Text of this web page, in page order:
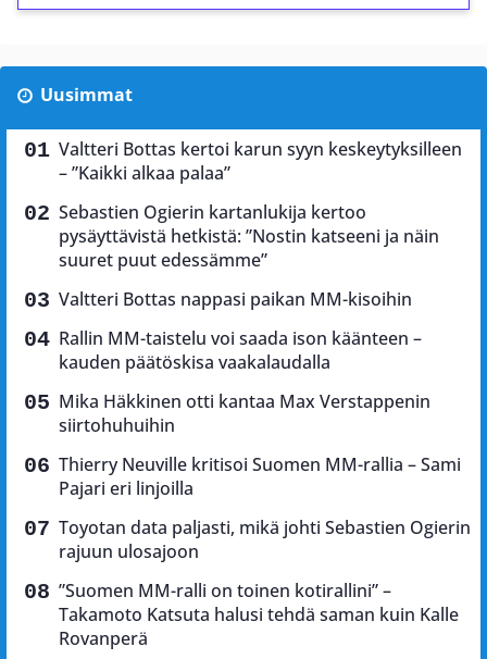
Uusimmat
Valtteri Bottas kertoi karun syyn keskeytyksilleen
– ”Kaikki alkaa palaa”
Sebastien Ogierin kartanlukija kertoo
pysäyttävistä hetkistä: ”Nostin katseeni ja näin
suuret puut edessämme”
Valtteri Bottas nappasi paikan MM-kisoihin
Rallin MM-taistelu voi saada ison käänteen –
kauden päätöskisa vaakalaudalla
Mika Häkkinen otti kantaa Max Verstappenin
siirtohuhuihin
Thierry Neuville kritisoi Suomen MM-rallia – Sami
Pajari eri linjoilla
Toyotan data paljasti, mikä johti Sebastien Ogierin
rajuun ulosajoon
”Suomen MM-ralli on toinen kotirallini” –
Takamoto Katsuta halusi tehdä saman kuin Kalle
Rovanperä